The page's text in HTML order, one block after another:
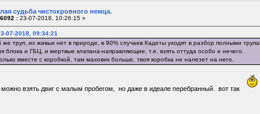
судьба чистокровного немца.
:23-07-2018, 10:26:15 »
07-2018, 09:34:21
же труп, их живых нет в природе, в 90% случаев Кадеты уходят в разбор полными
блока и ГБЦ, и мертвые клапана-направляющие, т.е. взять оттуда особо и нечего.
вместе с коробкой, там маховик больше, твоя коробка не налезет на него.
можно взять двиг с малым пробегом, но даже в идеале перебранный. вот так